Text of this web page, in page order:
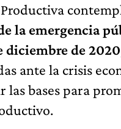
la emergencia
diciembre de 2020
ante la crisis
las bases para